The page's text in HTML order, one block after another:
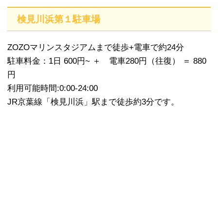
検見川浜第１駐車場
ZOZOマリンスタジアムまで徒歩+電車で約24分
駐車料金：1日 600円~ ＋ 電車280円（往復） ＝ 880
円
利用可能時間:0:00-24:00
JR京葉線「検見川浜」駅まで徒歩約3分です。